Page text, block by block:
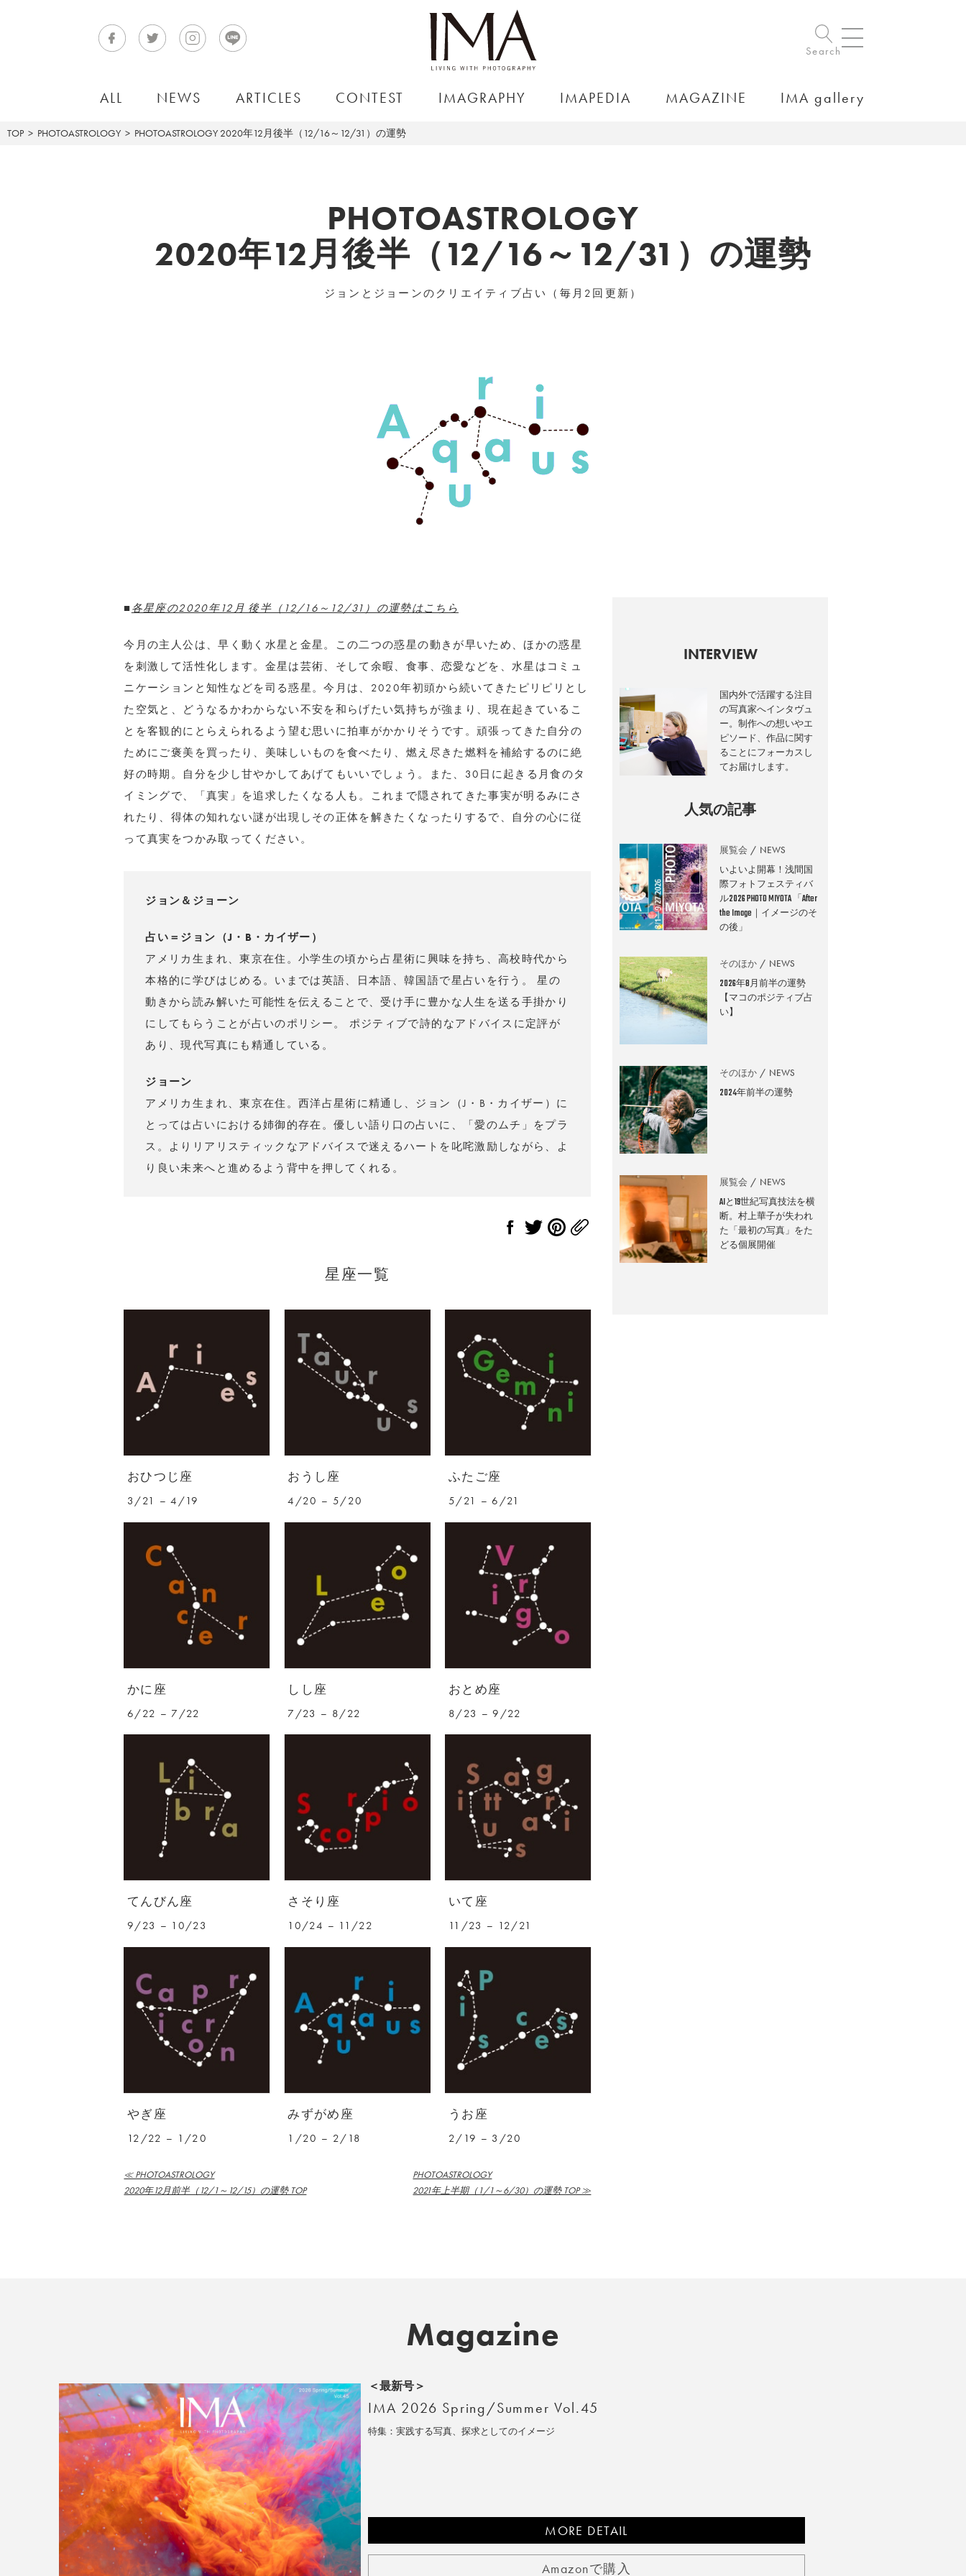
Search
ALL NEWS ARTICLES CONTEST IMAGRAPHY IMAPEDIA MAGAZINE IMA gallery
TOP PHOTOASTROLOGY PHOTOASTROLOGY 2020年12月後半（12/16～12/31）の運勢
PHOTOASTROLOGY
2020年12月後半（12/16～12/31）の運勢
ジョンとジョーンのクリエイティブ占い（毎月2回更新）
■各星座の2020年12月 後半（12/16～12/31）の運勢はこちら
今月の主人公は、早く動く水星と金星。この二つの惑星の動きが早いため、ほかの惑星
を刺激して活性化します。金星は芸術、そして余暇、食事、恋愛などを、水星はコミュ
ニケーションと知性などを司る惑星。今月は、2020年初頭から続いてきたピリピリとし
た空気と、どうなるかわからない不安を和らげたい気持ちが強まり、現在起きているこ
とを客観的にとらえられるよう望む思いに拍車がかかりそうです。頑張ってきた自分の
ためにご褒美を買ったり、美味しいものを食べたり、燃え尽きた燃料を補給するのに絶
好の時期。自分を少し甘やかしてあげてもいいでしょう。また、30日に起きる月食のタ
イミングで、「真実」を追求したくなる人も。これまで隠されてきた事実が明るみにさ
れたり、得体の知れない謎が出現しその正体を解きたくなったりするで、自分の心に従
って真実をつかみ取ってください。
ジョン＆ジョーン
占い＝ジョン（J・B・カイザー）
アメリカ生まれ、東京在住。小学生の頃から占星術に興味を持ち、高校時代から
本格的に学びはじめる。いまでは英語、日本語、韓国語で星占いを行う。 星の
動きから読み解いた可能性を伝えることで、受け手に豊かな人生を送る手掛かり
にしてもらうことが占いのポリシー。 ポジティブで詩的なアドバイスに定評が
あり、現代写真にも精通している。
ジョーン
アメリカ生まれ、東京在住。西洋占星術に精通し、ジョン（J・B・カイザー）に
とっては占いにおける姉御的存在。優しい語り口の占いに、「愛のムチ」をプラ
ス。よりリアリスティックなアドバイスで迷えるハートを叱咤激励しながら、よ
り良い未来へと進めるよう背中を押してくれる。
星座一覧
おひつじ座
3/21 – 4/19
おうし座
4/20 – 5/20
ふたご座
5/21 – 6/21
かに座
6/22 – 7/22
しし座
7/23 – 8/22
おとめ座
8/23 – 9/22
てんびん座
9/23 – 10/23
さそり座
10/24 – 11/22
いて座
11/23 – 12/21
やぎ座
12/22 – 1/20
みずがめ座
1/20 – 2/18
うお座
2/19 – 3/20
≪ PHOTOASTROLOGY
2020年12月前半（12/1～12/15）の運勢 TOP
PHOTOASTROLOGY
2021年上半期（1/1～6/30）の運勢 TOP ≫
INTERVIEW
国内外で活躍する注目
の写真家へインタヴュ
ー。制作への想いやエ
ピソード、作品に関す
ることにフォーカスし
てお届けします。
人気の記事
展覧会 NEWS
いよいよ開幕！浅間国
際フォトフェスティバ
ル2026 PHOTO MIYOTA 「After
the Image｜イメージのそ
の後」
そのほか NEWS
2026年8月前半の運勢
【マコのポジティブ占
い】
そのほか NEWS
2024年前半の運勢
展覧会 NEWS
AIと19世紀写真技法を横
断。村上華子が失われ
た「最初の写真」をた
どる個展開催
Magazine
＜最新号＞
IMA 2026 Spring/Summer Vol.45
特集：実践する写真、探求としてのイメージ
MORE DETAIL
Amazonで購入